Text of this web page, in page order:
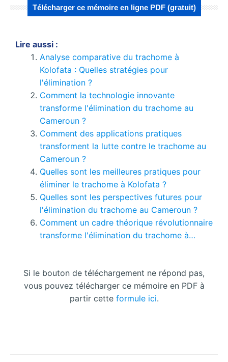
Télécharger ce mémoire en ligne PDF (gratuit)
Lire aussi :
Analyse comparative du trachome à
Kolofata : Quelles stratégies pour
l'élimination ?
Comment la technologie innovante
transforme l'élimination du trachome au
Cameroun ?
Comment des applications pratiques
transforment la lutte contre le trachome au
Cameroun ?
Quelles sont les meilleures pratiques pour
éliminer le trachome à Kolofata ?
Quelles sont les perspectives futures pour
l'élimination du trachome au Cameroun ?
Comment un cadre théorique révolutionnaire
transforme l'élimination du trachome à…
Si le bouton de téléchargement ne répond pas,
vous pouvez télécharger ce mémoire en PDF à
partir cette formule ici.